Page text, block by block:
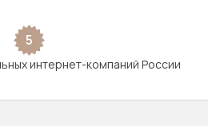
5
интернет-компаний России